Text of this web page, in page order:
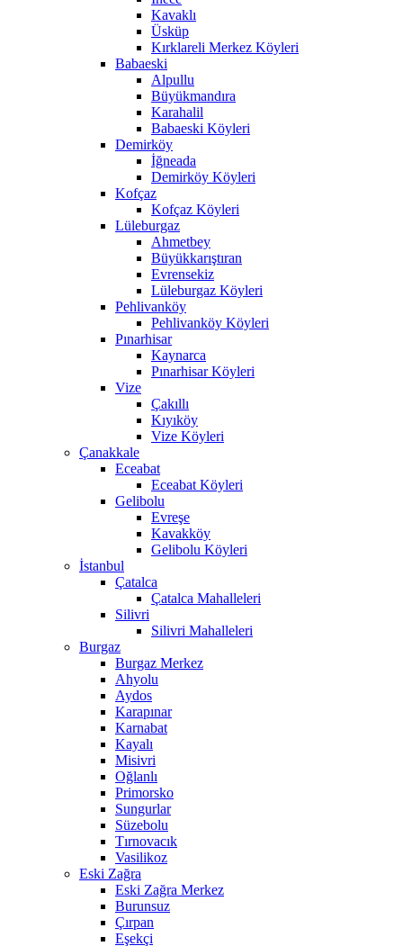
Kavaklı
Üsküp
Kırklareli Merkez Köyleri
Babaeski
Alpullu
Büyükmandıra
Karahalil
Babaeski Köyleri
Demirköy
İğneada
Demirköy Köyleri
Kofçaz
Kofçaz Köyleri
Lüleburgaz
Ahmetbey
Büyükkarıştıran
Evrensekiz
Lüleburgaz Köyleri
Pehlivanköy
Pehlivanköy Köyleri
Pınarhisar
Kaynarca
Pınarhisar Köyleri
Vize
Çakıllı
Kıyıköy
Vize Köyleri
Çanakkale
Eceabat
Eceabat Köyleri
Gelibolu
Evreşe
Kavakköy
Gelibolu Köyleri
İstanbul
Çatalca
Çatalca Mahalleleri
Silivri
Silivri Mahalleleri
Burgaz
Burgaz Merkez
Ahyolu
Aydos
Karapınar
Karnabat
Kayalı
Misivri
Oğlanlı
Primorsko
Sungurlar
Süzebolu
Tırnovacık
Vasilikoz
Eski Zağra
Eski Zağra Merkez
Burunsuz
Çırpan
Eşekçi